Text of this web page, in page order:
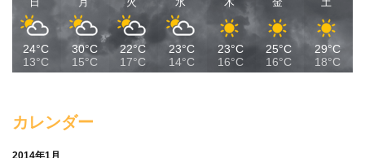
24°C
13°C
30°C
15°C
22°C
17°C
23°C
14°C
23°C
16°C
25°C
16°C
29°C
18°C
カレンダー